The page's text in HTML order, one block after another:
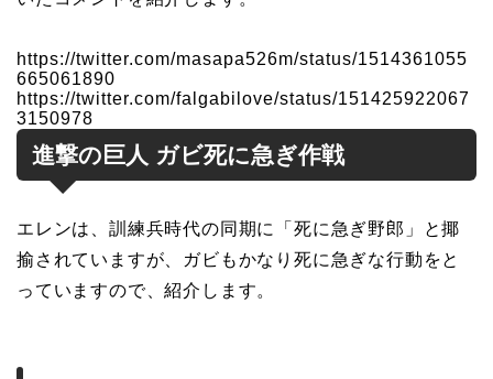
https://twitter.com/masapa526m/status/1514361055
665061890
https://twitter.com/falgabilove/status/151425922067
3150978
進撃の巨人 ガビ死に急ぎ作戦
エレンは、訓練兵時代の同期に「死に急ぎ野郎」と揶
揄されていますが、ガビもかなり死に急ぎな行動をと
っていますので、紹介します。